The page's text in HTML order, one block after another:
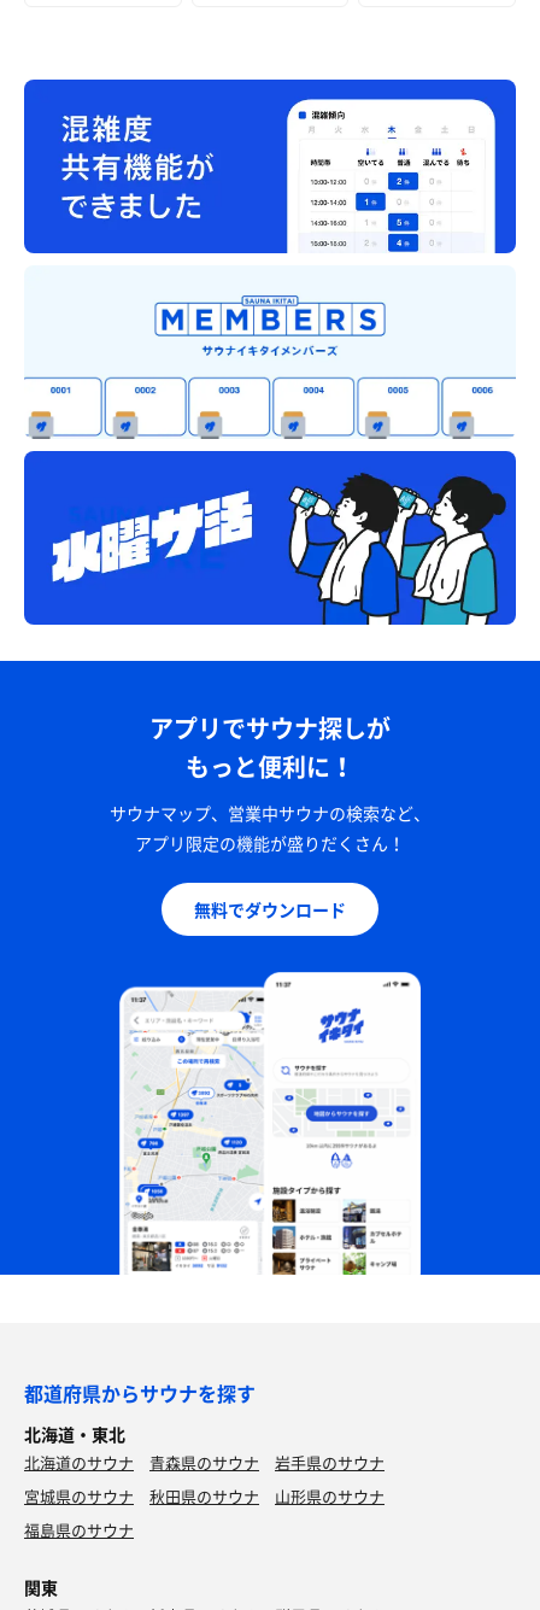
アプリでサウナ探しが
もっと便利に！
サウナマップ、営業中サウナの検索など、
アプリ限定の機能が盛りだくさん！
無料でダウンロード
都道府県からサウナを探す
北海道・東北
北海道のサウナ 青森県のサウナ
岩手県のサウナ
宮城県のサウナ
秋田県のサウナ
山形県のサウナ
福島県のサウナ
関東